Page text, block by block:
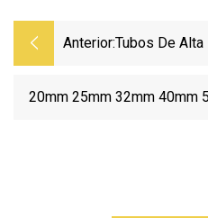
Anterior:Tubos De
China PPR
20mm 25mm 32mm 40mm